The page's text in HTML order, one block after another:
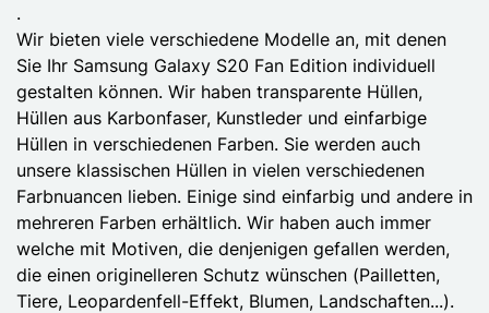
.
Wir bieten viele verschiedene Modelle an, mit denen
Sie Ihr Samsung Galaxy S20 Fan Edition individuell
gestalten können. Wir haben transparente Hüllen,
Hüllen aus Karbonfaser, Kunstleder und einfarbige
Hüllen in verschiedenen Farben. Sie werden auch
unsere klassischen Hüllen in vielen verschiedenen
Farbnuancen lieben. Einige sind einfarbig und andere in
mehreren Farben erhältlich. Wir haben auch immer
welche mit Motiven, die denjenigen gefallen werden,
die einen originelleren Schutz wünschen (Pailletten,
Tiere, Leopardenfell-Effekt, Blumen, Landschaften...).